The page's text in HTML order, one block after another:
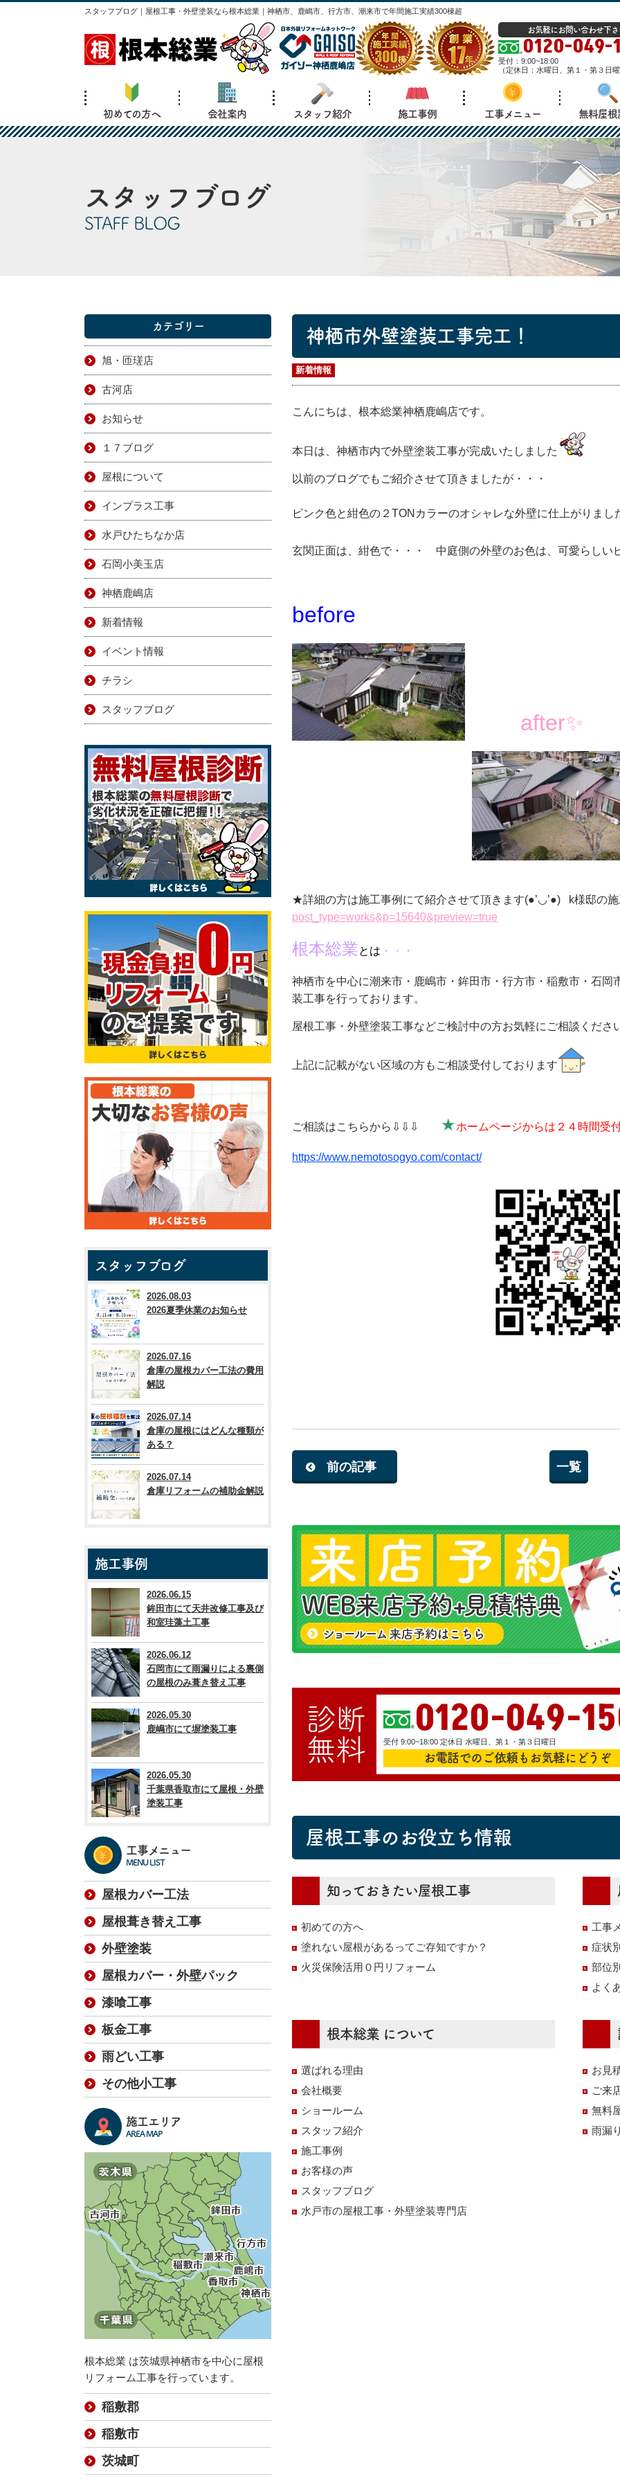
スタッフブログ｜屋根工事・外壁塗装なら根本総業｜神栖市、鹿嶋市、行方市、潮来市で年間施工実績300棟超
お気軽にお問い合わせ下さ
0120-049-
受付： 9:00~18:00
（ 定休日： 水曜日、第１・第３日
初めての方へ 会社案内 スタッフ紹介 施工事例 工事メニュー 無料屋根
スタッフブログ
STAFF BLOG
神栖市外壁塗装工事完工！
新着情報
こ んにちは、根本総業神栖鹿嶋店です。
本日は、神栖市内で外壁塗装工事が完成いたしました
以前のブログでもご紹介させて頂きましたが・・・
ピンク色と紺色の２TONカラーのオシャレな外壁に仕上がりまし
玄関正面は、紺色で・・・ 中庭側の外壁のお色は、可愛らしい
before
after✨
★詳細の方は施工事例にて紹介させて頂きます(●’◡’●) k様邸の
post_type=works&p=15640&preview=true
根本総業とは ・・・
神栖市を中心に潮来市・鹿嶋市・鉾田市・行方市・稲敷市・石
装工事を行っております。
屋根工事・外壁塗装工事などご検討中の方お気軽にご相談くださ
上記に記載がない区域の方もご相談受付しております
ご相談はこちらから⇩⇩⇩ ★ホームページから
https://www.nemotosogyo.com/contact/
前の記事 一覧
診断
無料
0120-049-
受付 9:00~18:00 定休日 水曜日、第１・第３日曜日
お電話でのご依頼もお気軽にどうぞ
屋根工事のお役立ち情報
知っておきたい屋根工事
初めての方へ
塗れない屋根があるってご存知ですか？
火災保険活用０円リフォーム
工事
症状
部位
よく
根本総業 について
選ばれる理由
会社概要
ショールーム
スタッフ紹介
施工事例
お客様の声
スタッフブログ
水戸市の屋根工事・外壁塗装専門店
お見
ご来
無料
雨漏
カテゴリー
旭・匝瑳店
古河店
お知らせ
１７ブログ
屋根について
インプラス工事
水戸ひたちなか店
石岡小美玉店
神栖鹿嶋店
新着情報
イベント情報
チラシ
スタッフブログ
スタッフブログ
2026.08.03
2026夏季休業のお知らせ
2026.07.16
倉庫の屋根カバー工法の費用
解説
2026.07.14
倉庫の屋根にはどんな種類が
ある？
2026.07.14
倉庫リフォームの補助金解説
施工事例
2026.06.15
鉾田市にて天井改修工事及び
和室珪藻土工事
2026.06.12
石岡市にて雨漏りによる裏側
の屋根のみ葺き替え工事
2026.05.30
鹿嶋市にて塀塗装工事
2026.05.30
千葉県香取市にて屋根・外壁
塗装工事
工事メニュー
MENU LIST
屋根カバー工法
屋根葺き替え工事
外壁塗装
屋根カバー・外壁パック
漆喰工事
板金工事
雨どい工事
その他小工事
施工エリア
AREA MAP
根本総業 は茨城県神栖市を中心に屋根
リフォーム工事を行っています。
稲敷郡
稲敷市
茨城町